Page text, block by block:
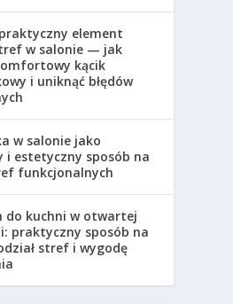
element
w salonie — jak
kącik
i uniknąć błędów
w salonie jako
i estetyczny sposób na
funkcjonalnych
do kuchni w otwartej
praktyczny sposób na
stref i wygodę